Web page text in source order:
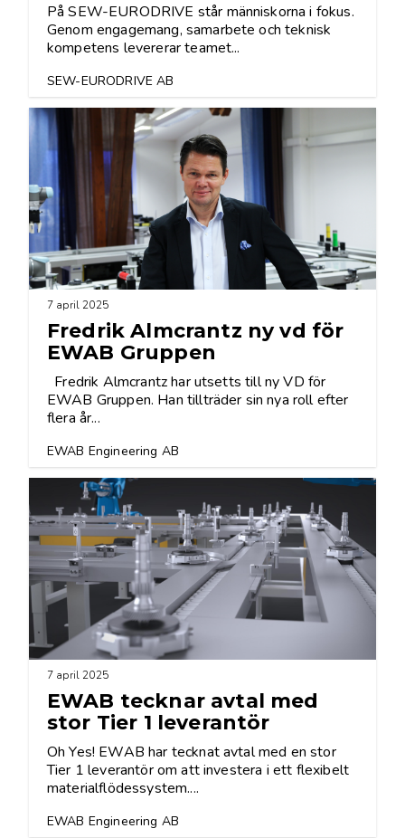
På SEW-EURODRIVE står människorna i fokus.
Genom engagemang, samarbete och teknisk
kompetens levererar teamet...
SEW-EURODRIVE AB
7 april 2025
Fredrik Almcrantz ny vd för
EWAB Gruppen
Fredrik Almcrantz har utsetts till ny VD för
EWAB Gruppen. Han tillträder sin nya roll efter
flera år...
EWAB Engineering AB
7 april 2025
EWAB tecknar avtal med
stor Tier 1 leverantör
Oh Yes! EWAB har tecknat avtal med en stor
Tier 1 leverantör om att investera i ett flexibelt
materialflödessystem....
EWAB Engineering AB